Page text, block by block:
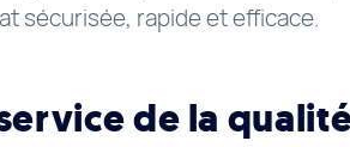
sécurisée, rapide et efficace.
de la